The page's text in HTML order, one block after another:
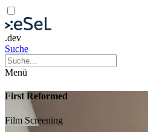
.dev
Suche
Menü
First Reformed
Film Screening